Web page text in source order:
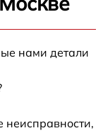
нами детали
неисправности,